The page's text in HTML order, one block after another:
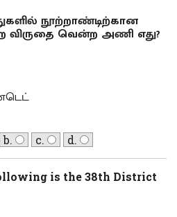
நூற்றாண்டிற்கான
விருதை வென்ற அணி எது?
b. c. d.
is the 38th District